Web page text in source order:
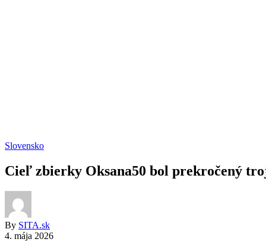
Slovensko
Cieľ zbierky Oksana50 bol prekročený
By SITA.sk
4. mája 2026